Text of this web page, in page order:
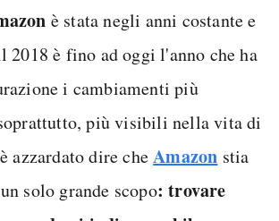
è stata negli anni costante e
2018 è fino ad oggi l'anno che ha
i cambiamenti più
più visibili nella vita di
azzardato dire cheAmazon stia
solo grande scopo: trovare